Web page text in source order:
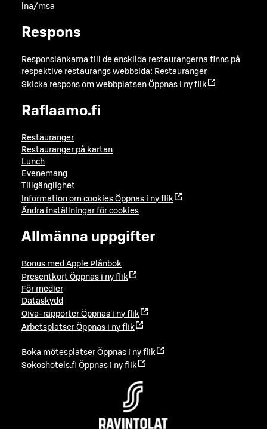
lna/msa
Respons
Responslänkarna till de enskilda restaurangerna finns på
respektive restaurangs webbsida: Restauranger
Skicka respons om webbplatsen Öppnas i ny flik
Raflaamo.fi
Restauranger
Restauranger på kartan
Lunch
Evenemang
Tillgänglighet
Information om cookies Öppnas i ny flik
Ändra inställningar för cookies
Allmänna uppgifter
Bonus med Apple Plånbok
Presentkort Öppnas i ny flik
För medier
Dataskydd
Oiva-rapporter Öppnas i ny flik
Arbetsplatser Öppnas i ny flik
Boka mötesplatser Öppnas i ny flik
Sokoshotels.fi Öppnas i ny flik